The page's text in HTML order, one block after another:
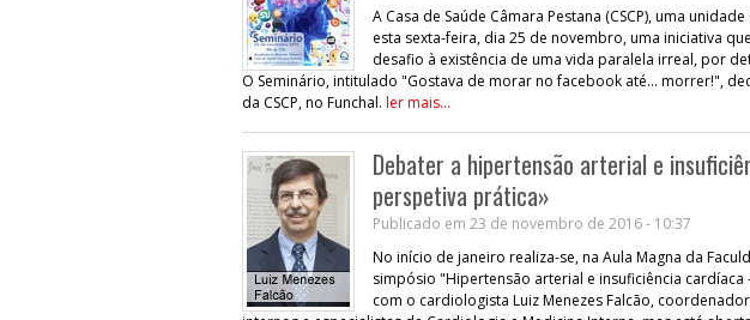
A Casa de Saúde Câmara Pestana (CSCP), uma
esta sexta-feira, dia 25 de novembro, uma iniciativa
desafio à existência de uma vida paralela irreal, por
O Seminário, intitulado "Gostava de morar no facebook até... morrer!",
da CSCP, no Funchal. ler mais...
Debater a hipertensão arterial e
perspetiva prática»
Publicado em 23 de novembro de 2016 - 10:37
No início de janeiro realiza-se, na Aula Magna da
simpósio "Hipertensão arterial e insuficiência cardíaca
com o cardiologista Luiz Menezes Falcão,